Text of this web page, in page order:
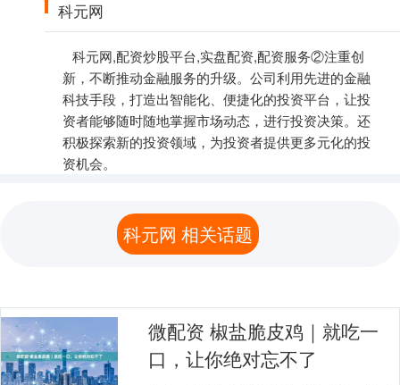
科元网
科元网,配资炒股平台,实盘配资,配资服务②注重创
新，不断推动金融服务的升级。公司利用先进的金融
科技手段，打造出智能化、便捷化的投资平台，让投
资者能够随时随地掌握市场动态，进行投资决策。还
积极探索新的投资领域，为投资者提供更多元化的投
资机会。
科元网 相关话题
微配资 椒盐脆皮鸡｜就吃一
口，让你绝对忘不了